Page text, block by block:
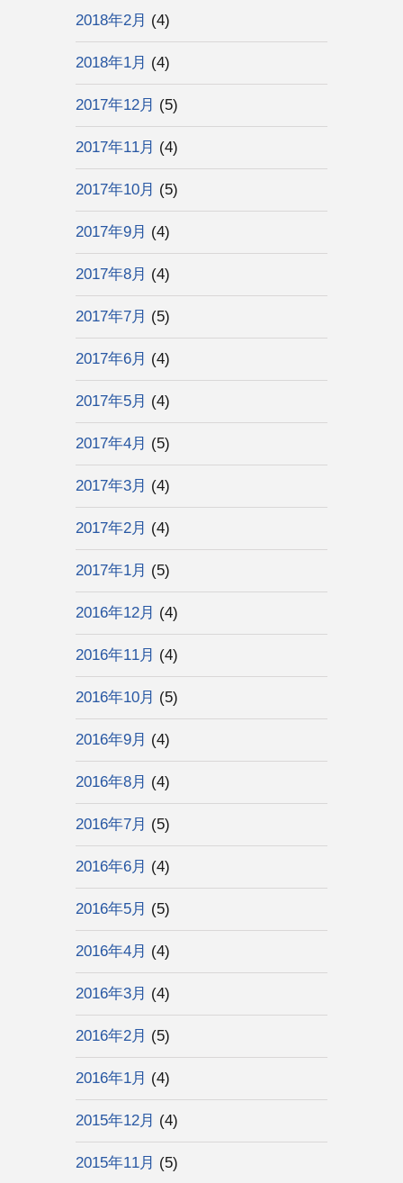
2018年2月 (4)
2018年1月 (4)
2017年12月 (5)
2017年11月 (4)
2017年10月 (5)
2017年9月 (4)
2017年8月 (4)
2017年7月 (5)
2017年6月 (4)
2017年5月 (4)
2017年4月 (5)
2017年3月 (4)
2017年2月 (4)
2017年1月 (5)
2016年12月 (4)
2016年11月 (4)
2016年10月 (5)
2016年9月 (4)
2016年8月 (4)
2016年7月 (5)
2016年6月 (4)
2016年5月 (5)
2016年4月 (4)
2016年3月 (4)
2016年2月 (5)
2016年1月 (4)
2015年12月 (4)
2015年11月 (5)